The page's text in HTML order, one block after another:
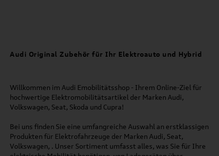
Audi Original Zubehör für Ihr Elektroauto und Hybrid
Willkommen im Audi Emobilitätsshop - Ihrem Online-Ziel für
hochwertige Elektromobilitätsartikel der Marken Audi,
Volkswagen, Seat, Skoda und Cupra!
Bei uns finden Sie eine umfangreiche Auswahl an erstklassigen
Produkten für Elektrofahrzeuge der Marken Audi, Seat,
Volkswagen, . Unser Sortiment umfasst alles, was Sie für Ihre